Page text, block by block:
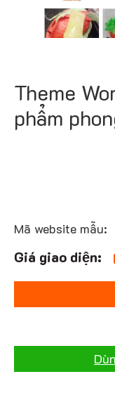
Theme
phẩm
Mã website mẫu: